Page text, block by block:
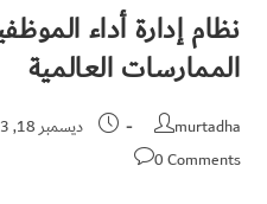
نظام إدارة أداء
الممارسات العالمية
murtadha ديسمبر 18, 2023
0 Comments